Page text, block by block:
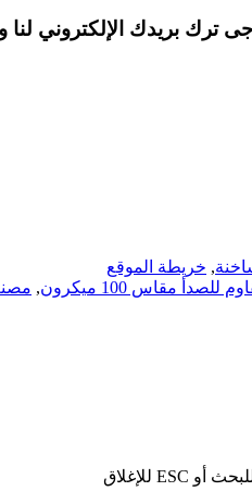
ترك بريدك الإلكتروني
, خريطة الموقع
مقاس 100 ميكرون ,